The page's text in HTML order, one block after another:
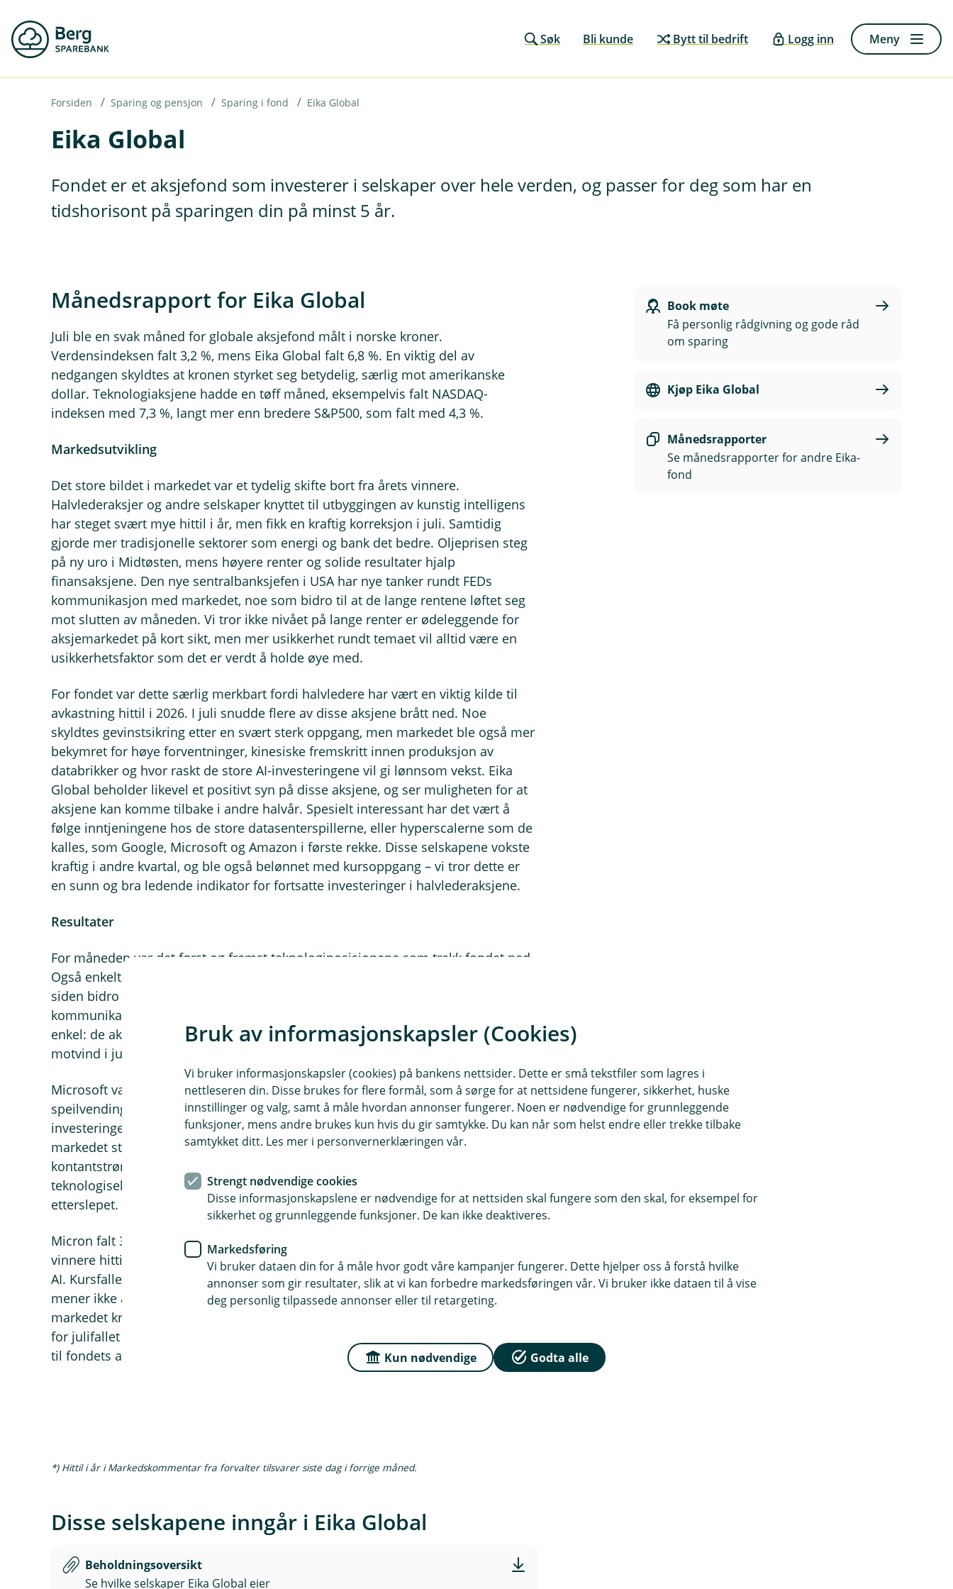
Søk Bli kunde Bytt til bedrift Logg inn Meny
Forsiden Sparing og pensjon Sparing i fond Eika Global
Eika Global
Fondet er et aksjefond som investerer i selskaper over hele verden, og passer for deg som har en
tidshorisont på sparingen din på minst 5 år.
Månedsrapport for Eika Global
Juli ble en svak måned for globale aksjefond målt i norske kroner.
Verdensindeksen falt 3,2 %, mens Eika Global falt 6,8 %. En viktig del av
nedgangen skyldtes at kronen styrket seg betydelig, særlig mot amerikanske
dollar. Teknologiaksjene hadde en tøff måned, eksempelvis falt NASDAQ-
indeksen med 7,3 %, langt mer enn bredere S&P500, som falt med 4,3 %.
Markedsutvikling
Det store bildet i markedet var et tydelig skifte bort fra årets vinnere.
Halvlederaksjer og andre selskaper knyttet til utbyggingen av kunstig intelligens
har steget svært mye hittil i år, men fikk en kraftig korreksjon i juli. Samtidig
gjorde mer tradisjonelle sektorer som energi og bank det bedre. Oljeprisen steg
på ny uro i Midtøsten, mens høyere renter og solide resultater hjalp
finansaksjene. Den nye sentralbanksjefen i USA har nye tanker rundt FEDs
kommunikasjon med markedet, noe som bidro til at de lange rentene løftet seg
mot slutten av måneden. Vi tror ikke nivået på lange renter er ødeleggende for
aksjemarkedet på kort sikt, men mer usikkerhet rundt temaet vil alltid være en
usikkerhetsfaktor som det er verdt å holde øye med.
For fondet var dette særlig merkbart fordi halvledere har vært en viktig kilde til
avkastning hittil i 2026. I juli snudde flere av disse aksjene brått ned. Noe
skyldtes gevinstsikring etter en svært sterk oppgang, men markedet ble også mer
bekymret for høye forventninger, kinesiske fremskritt innen produksjon av
databrikker og hvor raskt de store AI-investeringene vil gi lønnsom vekst. Eika
Global beholder likevel et positivt syn på disse aksjene, og ser muligheten for at
aksjene kan komme tilbake i andre halvår. Spesielt interessant har det vært å
følge inntjeningene hos de store datasenterspillerne, eller hyperscalerne som de
kalles, som Google, Microsoft og Amazon i første rekke. Disse selskapene vokste
kraftig i andre kvartal, og ble også belønnet med kursoppgang – vi tror dette er
en sunn og bra ledende indikator for fortsatte investeringer i halvlederaksjene.
Resultater
For måneden var det først og fremst teknologiposisjonene som trakk fondet ned.
Også enkelte helse- og industriaksjer hadde en svak måned. På den positive
siden bidro flere konsumaksjer og enkelte selskaper innen materialer og
kommunikasjon til å dempe fallet. Hovedforklaringen på måneden er likevel
enkel: de aksjene som har gitt oss mest medvind tidligere i år, ga oss kraftig
motvind i juli.
Microsoft var månedens klare lyspunkt og steg 20 %. Dette var nærmest en
speilvending fra juni, da aksjen ble straffet for bekymringer rundt de store AI-
investeringene. Kvartalsrapporten viste sterk vekst i skytjenesten Azure og ga
markedet større tro på at investeringene faktisk kan gi både inntekter og
kontantstrøm. Microsoft hadde ligget etter mange av de andre store
teknologiselskapene hittil i år, og julioppgangen hentet inn mye av dette
etterslepet.
Micron falt 32 %, mens Sandisk falt 49 %. Begge har vært blant fondets største
vinnere hittil i år, drevet av sterk etterspørsel etter minnebrikker til datasentre og
AI. Kursfallene må derfor ses i lys av den svært kraftige oppgangen i forkant. Vi
mener ikke at etterspørselen etter datakraft og minne har forsvunnet, men
markedet krever nå tydeligere bevis på at den sterke veksten kan vare. Til tross
for julifallet er begge fortsatt kraftig opp hittil i år og viktige positive bidragsytere
til fondets avkastning i 2026.
*) Hittil i år i Markedskommentar fra forvalter tilsvarer siste dag i forrige måned.
Disse selskapene inngår i Eika Global
Beholdningsoversikt
Se hvilke selskaper Eika Global eier
Book møte
Få personlig rådgivning og gode råd
om sparing
Kjøp Eika Global
Månedsrapporter
Se månedsrapporter for andre Eika-
fond
Bruk av informasjonskapsler (Cookies)
Vi bruker informasjonskapsler (cookies) på bankens nettsider. Dette er små tekstfiler som lagres i
nettleseren din. Disse brukes for flere formål, som å sørge for at nettsidene fungerer, sikkerhet, huske
innstillinger og valg, samt å måle hvordan annonser fungerer. Noen er nødvendige for grunnleggende
funksjoner, mens andre brukes kun hvis du gir samtykke. Du kan når som helst endre eller trekke tilbake
samtykket ditt. Les mer i personvernerklæringen vår.
Strengt nødvendige cookies
Disse informasjonskapslene er nødvendige for at nettsiden skal fungere som den skal, for eksempel for
sikkerhet og grunnleggende funksjoner. De kan ikke deaktiveres.
Markedsføring
Vi bruker dataen din for å måle hvor godt våre kampanjer fungerer. Dette hjelper oss å forstå hvilke
annonser som gir resultater, slik at vi kan forbedre markedsføringen vår. Vi bruker ikke dataen til å vise
deg personlig tilpassede annonser eller til retargeting.
Kun nødvendige Godta alle